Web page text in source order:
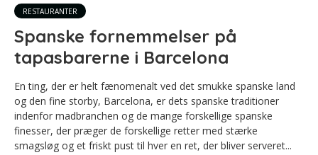
RESTAURANTER
Spanske fornemmelser på
tapasbarerne i Barcelona
En ting, der er helt fænomenalt ved det smukke spanske land
og den fine storby, Barcelona, er dets spanske traditioner
indenfor madbranchen og de mange forskellige spanske
finesser, der præger de forskellige retter med stærke
smagsløg og et friskt pust til hver en ret, der bliver serveret...